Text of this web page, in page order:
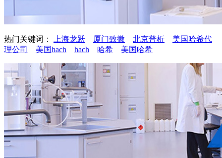
热门关键词： 上海龙跃 厦门致微 北京普析
美国哈希代
理公司
美国hach hach 哈希 美国哈希